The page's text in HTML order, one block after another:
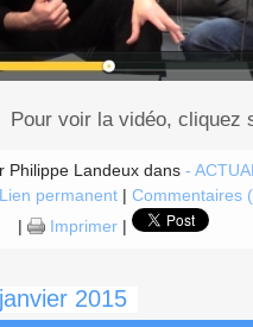
Pour voir la vidéo, cliquez
Philippe Landeux dans -
Lien permanent| Commentaires
|
Imprimer|
2015